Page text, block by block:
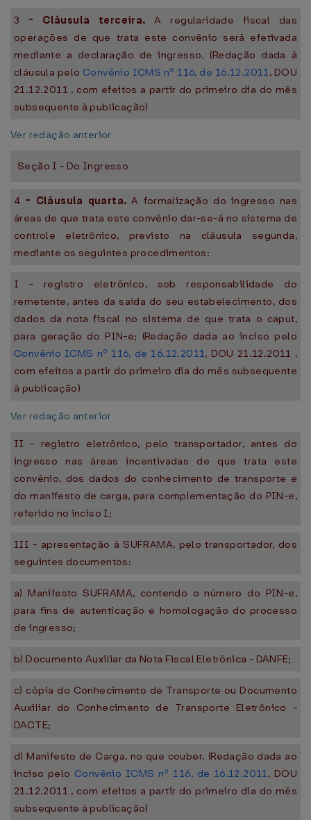
3 - Cláusula terceira.A regularidade fiscal das
operações de que trata este convênio será efetivada
mediante a declaração de ingresso. (Redação dada à
cláusula pelo Convênio ICMS nº 116, de 16.12.2011, DOU
21.12.2011 , com efeitos a partir do primeiro dia do mês
subsequente à publicação)
Ver redação anterior
Seção I - Do Ingresso
4 - Cláusula quarta.A formalização do ingresso nas
áreas de que trata este convênio dar-se-á no sistema de
controle eletrônico, previsto na cláusula segunda,
mediante os seguintes procedimentos:
I - registro eletrônico, sob responsabilidade do
remetente, antes da saída do seu estabelecimento, dos
dados da nota fiscal no sistema de que trata o caput,
para geração do PIN-e; (Redação dada ao inciso pelo
Convênio ICMS nº 116, de 16.12.2011, DOU 21.12.2011 ,
com efeitos a partir do primeiro dia do mês subsequente
à publicação)
Ver redação anterior
II - registro eletrônico, pelo transportador, antes do
ingresso nas áreas incentivadas de que trata este
convênio, dos dados do conhecimento de transporte e
do manifesto de carga, para complementação do PIN-e,
referido no inciso I;
III - apresentação à SUFRAMA, pelo transportador, dos
seguintes documentos:
a) Manifesto SUFRAMA, contendo o número do PIN-e,
para fins de autenticação e homologação do processo
de ingresso;
b) Documento Auxiliar da Nota Fiscal Eletrônica - DANFE;
c) cópia do Conhecimento de Transporte ou Documento
Auxiliar do Conhecimento de Transporte Eletrônico -
DACTE;
d) Manifesto de Carga, no que couber. (Redação dada ao
inciso pelo Convênio ICMS nº 116, de 16.12.2011, DOU
21.12.2011 , com efeitos a partir do primeiro dia do mês
subsequente à publicação)